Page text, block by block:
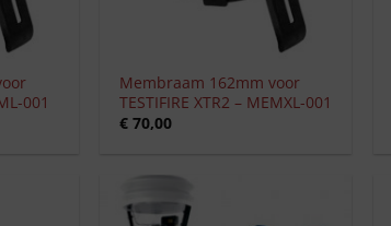
001
Membraam 162mm voor
TESTIFIRE XTR2 – MEMXL-001
€70,00